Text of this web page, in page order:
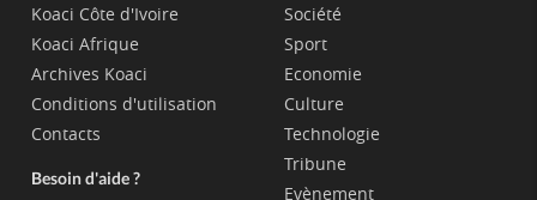
Koaci Côte d'Ivoire
Koaci Afrique
Archives Koaci
Conditions d'utilisation
Contacts
Besoin d'aide ?
Société
Sport
Economie
Culture
Technologie
Tribune
Evènement